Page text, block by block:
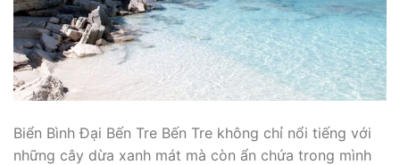
Biển Bình Đại Bến Tre Bến Tre không chỉ nổi tiếng với
những cây dừa xanh mát mà còn ẩn chứa trong mình